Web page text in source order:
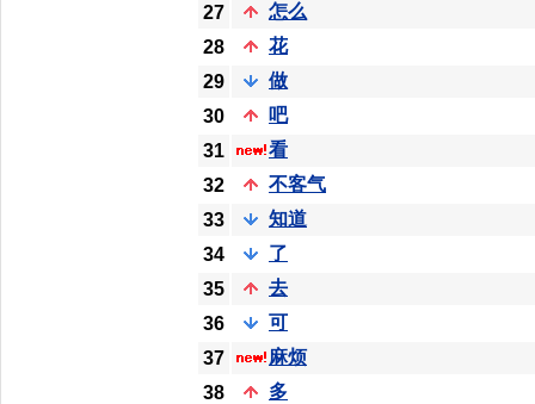
27
怎么
28
花
29
做
30
吧
31
看
32
不客气
33
知道
34
了
35
去
36
可
37
麻烦
38
多